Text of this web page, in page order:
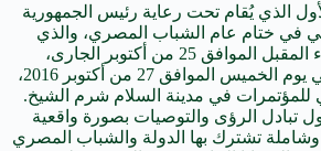
الذي يُقام تحت رعاية رئيس الجمهورية
في ختام عام الشباب المصري، والذي
تنطلق فعالياته يوم الثلاثاء المقبل الموافق 25 من أكتوبر الجارى،
ويستمر لمدة 3 أيام لينتهي يوم الخميس الموافق 27 من أكتوبر 2016،
للمؤتمرات في مدينة السلام شرم الشيخ.
تبادل الرؤى والتوصيات بصورة واقعية
تشترك بها الدولة والشباب المصري